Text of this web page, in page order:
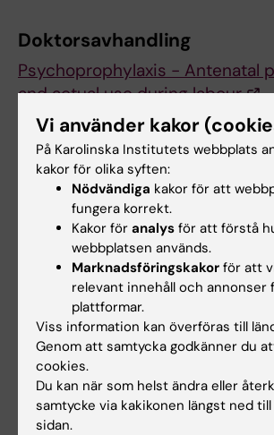
Doktorsavhandling
Psychoprophylaxis - Antenatal
and actual use during labour
Malin Bergström
Karolinska institutet 2010, ISBN:
052-6
Graviditet och förlossning
Uppdaterad av:
Webb Admin
2014-07-10
Dela
Vi använder kakor
På Karolinska Institutets webbplats
kakor för olika syften:
Nödvändiga kakor för att
fungera korrekt.
Kakor för analys för att förstå
webbplatsen används.
Marknadsföringskakor för att
relevant innehåll och annonser
plattformar.
Viss information kan överföras till
Genom att samtycka godkänner du
cookies.
Du kan när som helst ändra eller
samtycke via kakikonen längst ned
sidan.